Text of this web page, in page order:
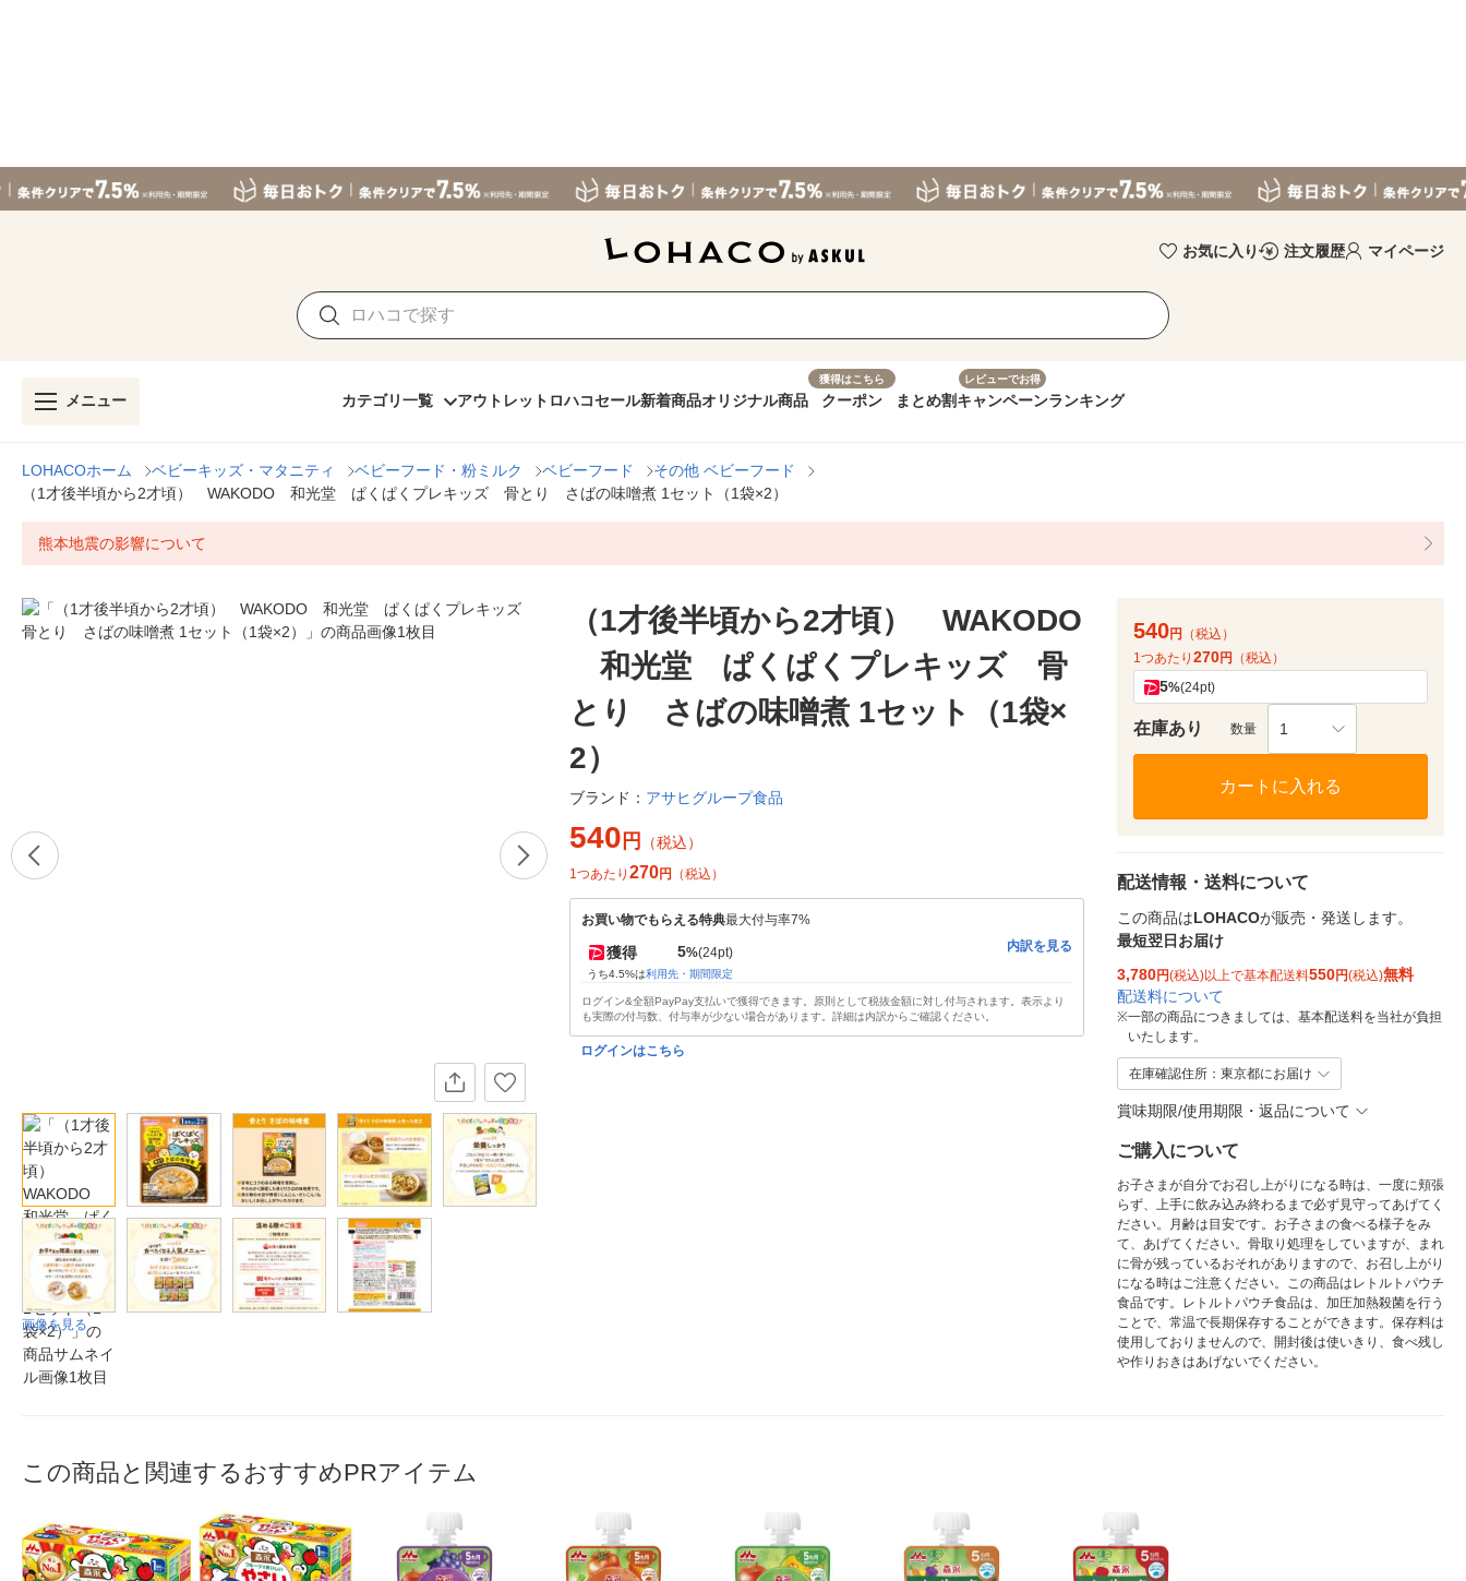
お気に入り 注文履歴 マイページ
メニュー カテゴリ一覧 アウトレット ロハコセール新着商品オリジナル商品
獲得はこちら
クーポン まとめ割
レビューでお得
キャンペーンランキング
LOHACOホーム ベビーキッズ・マタニティ ベビーフード・粉ミルク ベビーフード
その他 ベビーフード
（1才後半頃から2才頃） WAKODO 和光堂 ぱくぱくプレキッズ 骨とり さばの味噌煮 1セット（1袋×2）
熊本地震の影響について
画像を見る
（1才後半頃から2才頃） WAKODO
和光堂 ぱくぱくプレキッズ 骨
とり さばの味噌煮 1セット（1袋×
2）
ブランド： アサヒグループ食品
540 円 （税込）
1つあたり 270円 （税込）
お買い物でもらえる特典最大付与率7%
獲得 5%(24pt)
うち4.5%は利用先・期間限定
内訳を見る
ログイン&全額PayPay支払いで獲得できます。原則として税抜金額に対し付与されます。表示より
も実際の付与数、付与率が少ない場合があります。詳細は内訳からご確認ください。
ログインはこちら
540円
（税込）
1つあたり 270円 （税込）
5%(24pt)
在庫あり 数量 1
カートに入れる
配送情報・送料について
この商品はLOHACOが販売・発送します。
最短翌日お届け
3,780円(税込)以上で基本配送料550円(税込)無料
配送料について
※一部の商品につきましては、基本配送料を当社が負担
いたします。
在庫確認住所：東京都にお届け
賞味期限/使用期限・返品について
ご購入について
お子さまが自分でお召し上がりになる時は、一度に頬張
らず、上手に飲み込み終わるまで必ず見守ってあげてく
ださい。月齢は目安です。お子さまの食べる様子をみ
て、あげてください。骨取り処理をしていますが、まれ
に骨が残っているおそれがありますので、お召し上がり
になる時はご注意ください。この商品はレトルトパウチ
食品です。レトルトパウチ食品は、加圧加熱殺菌を行う
ことで、常温で長期保存することができます。保存料は
使用しておりませんので、開封後は使いきり、食べ残し
や作りおきはあげないでください。
この商品と関連するおすすめPRアイテム